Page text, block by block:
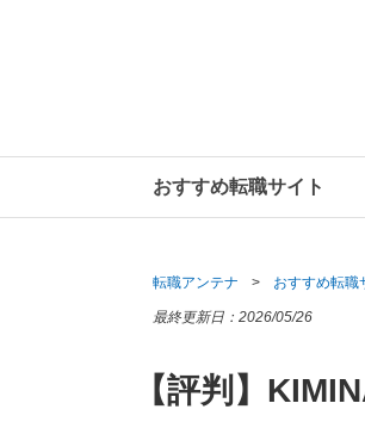
おすすめ転職サイト
転職アンテナ おすすめ転職
最終更新日： 2026/05/26
【評判】